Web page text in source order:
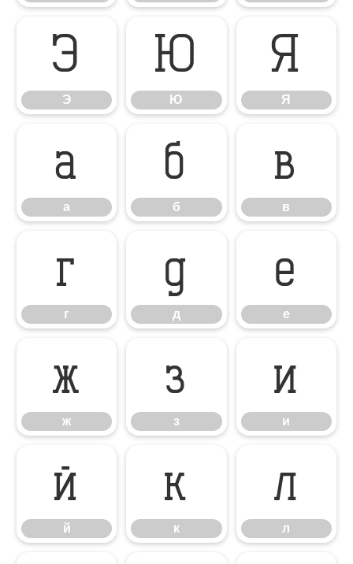
Э
Э
Ю
Ю
Я
Я
а
а
б
б
в
в
г
г
д
д
е
е
ж
ж
з
з
и
и
й
й
к
к
л
л